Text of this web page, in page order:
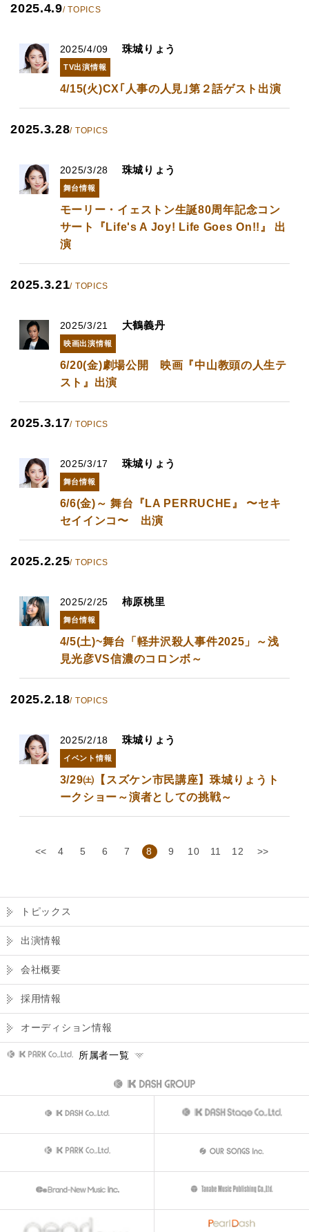
2025.4.9/ TOPICS
2025/4/09 珠城りょう
TV出演情報
4/15(火)CX｢人事の人見｣第２話ゲスト出演
2025.3.28/ TOPICS
2025/3/28 珠城りょう
舞台情報
モーリー・イェストン生誕80周年記念コン
サート『Life's A Joy! Life Goes On!!』 出
演
2025.3.21/ TOPICS
2025/3/21 大鶴義丹
映画出演情報
6/20(金)劇場公開 映画『中山教頭の人生テ
スト』出演
2025.3.17/ TOPICS
2025/3/17 珠城りょう
舞台情報
6/6(金)～ 舞台『LA PERRUCHE』 〜セキ
セイインコ〜 出演
2025.2.25/ TOPICS
2025/2/25 柿原桃里
舞台情報
4/5(土)~舞台「軽井沢殺人事件2025」～浅
見光彦VS信濃のコロンボ～
2025.2.18/ TOPICS
2025/2/18 珠城りょう
イベント情報
3/29㈯【スズケン市民講座】珠城りょうト
ークショー～演者としての挑戦～
<< 4 5 6 7 8 9 10 11 12 >>
トピックス
出演情報
会社概要
採用情報
オーディション情報
所属者一覧